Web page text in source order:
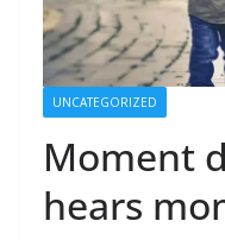
UNCATEGORIZED
Moment
hears